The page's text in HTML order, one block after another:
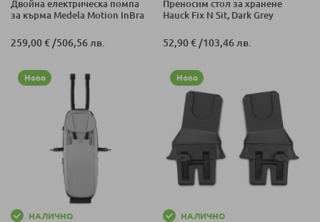
Двойна електрическа помпа
за кърма Medela Motion InBra
259,00 € /506,56 лв.
Преносим стол за хранене
Hauck Fix N Sit, Dark Grey
52,90 € /103,46 лв.
Ново
НАЛИЧНО
Ново
НАЛИЧНО